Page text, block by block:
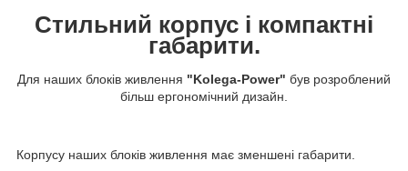
Стильний корпус і компактні
габарити.
Для наших блоків живлення "Kolega-Power" був розроблений
більш ергономічний дизайн.
Корпусу наших блоків живлення має зменшені габарити.